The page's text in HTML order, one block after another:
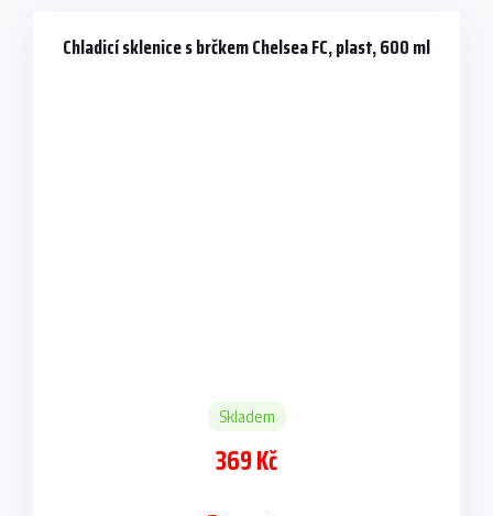
Chladicí sklenice s brčkem Chelsea FC, plast, 600 ml
Skladem
369 Kč